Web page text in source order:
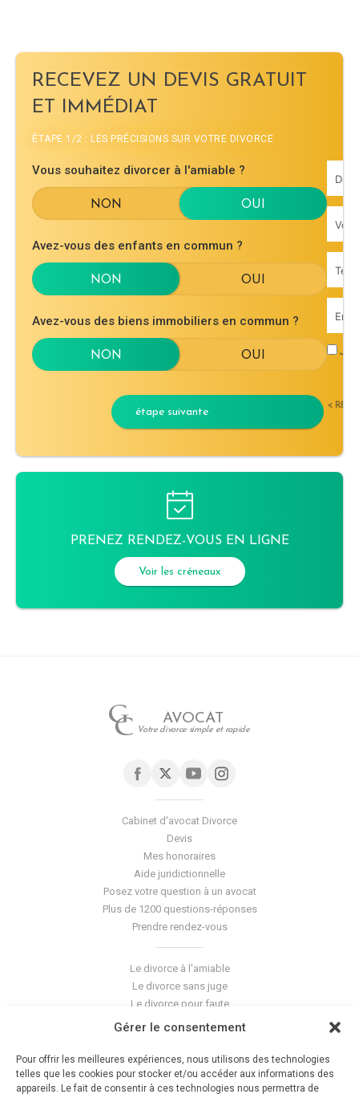
Gérer le consentement
Pour offrir les meilleures expériences, nous utilisons des technologies
telles que les cookies pour stocker et/ou accéder aux informations des
appareils. Le fait de consentir à ces technologies nous permettra de
RECEVEZ UN DEVIS GRATUIT
ET IMMÉDIAT
ÉTAPE 1/2 : LES PRÉCISIONS SUR VOTRE DIVORCE
Vous souhaitez divorcer à l'amiable ?
Avez-vous des enfants en commun ?
Avez-vous des biens immobiliers en commun ?
étape suivante <
PRENEZ RENDEZ-VOUS EN LIGNE
Voir les créneaux
AVOCAT
Votre divorce simple et rapide
Cabinet d'avocat Divorce
Devis
Mes honoraires
Aide juridictionnelle
Posez votre question à un avocat
Plus de 1200 questions-réponses
Prendre rendez-vous
Le divorce à l'amiable
Le divorce sans juge
Le divorce pour faute
Le divorce accepté
La séparation de corps
Les violences conjugales